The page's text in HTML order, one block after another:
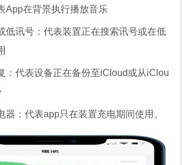
App在背景执行播放音乐
低讯号：代表装置正在搜索讯号或在低
：代表设备正在备份至iCloud或从iClou
器：代表app只在装置充电期间使用。